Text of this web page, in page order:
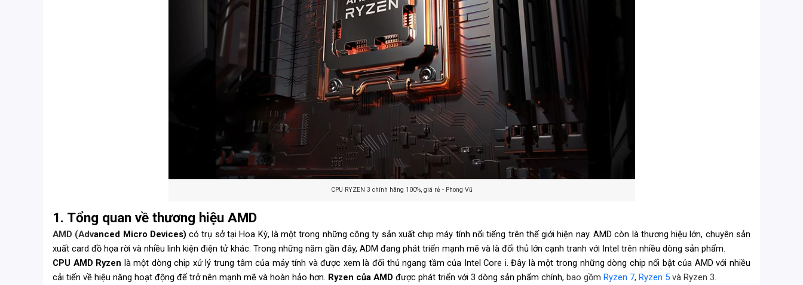
CPU RYZEN 3 chính hãng 100%, giá rẻ - Phong Vũ
1. Tổng quan về thương hiệu AMD
AMD (Advanced Micro Devices) có trụ sở tại Hoa Kỳ, là một trong những công ty sản xuất chip máy tính nổi tiếng trên thế giới hiện nay. AMD còn là thương hiệu lớn, chuyên sản
xuất card đồ họa rời và nhiều linh kiện điện tử khác. Trong những năm gần đây, ADM đang phát triển mạnh mẽ và là đối thủ lớn cạnh tranh với Intel trên nhiều dòng sản phẩm.
CPU AMD Ryzen là một dòng chip xử lý trung tâm của máy tính và được xem là đối thủ ngang tầm của Intel Core i. Đây là một trong những dòng chip nổi bật của AMD với nhiều
cải tiến về hiệu năng hoạt động để trở nên mạnh mẽ và hoàn hảo hơn. Ryzen của AMD được phát triển với 3 dòng sản phẩm chính, bao gồm Ryzen 7, Ryzen 5 và Ryzen 3.